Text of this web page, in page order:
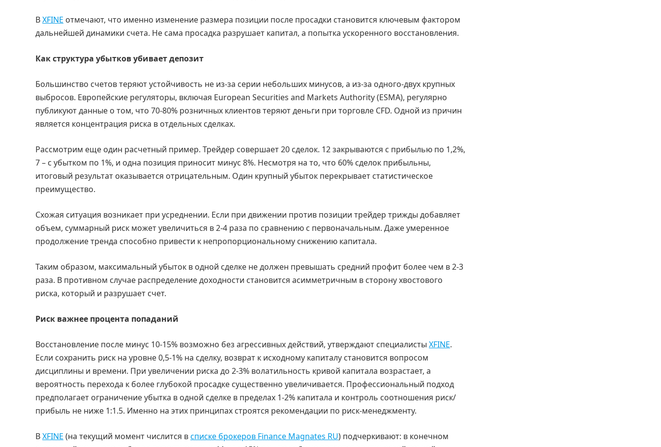
ВXFINE отмечают, что именно изменение размера позиции после просадки становится ключевым фактором
дальнейшей динамики счета. Не сама просадка разрушает капитал, а попытка ускоренного восстановления.
Как структура убытков убивает депозит
Большинство счетов теряют устойчивость не из-за серии небольших минусов, а из-за одного-двух крупных
выбросов. Европейские регуляторы, включая European Securities and Markets Authority (ESMA), регулярно
публикуют данные о том, что 70-80% розничных клиентов теряют деньги при торговле CFD. Одной из причин
является концентрация риска в отдельных сделках.
Рассмотрим еще один расчетный пример. Трейдер совершает 20 сделок. 12 закрываются с прибылью по 1,2%,
7 – с убытком по 1%, и одна позиция приносит минус 8%. Несмотря на то, что 60% сделок прибыльны,
итоговый результат оказывается отрицательным. Один крупный убыток перекрывает статистическое
преимущество.
Схожая ситуация возникает при усреднении. Если при движении против позиции трейдер трижды добавляет
объем, суммарный риск может увеличиться в 2-4 раза по сравнению с первоначальным. Даже умеренное
продолжение тренда способно привести к непропорциональному снижению капитала.
Таким образом, максимальный убыток в одной сделке не должен превышать средний профит более чем в 2-3
раза. В противном случае распределение доходности становится асимметричным в сторону хвостового
риска, который и разрушает счет.
Риск важнее процента попаданий
Восстановление после минус 10-15% возможно без агрессивных действий, утверждают специалисты XFINE.
Если сохранить риск на уровне 0,5-1% на сделку, возврат к исходному капиталу становится вопросом
дисциплины и времени. При увеличении риска до 2-3% волатильность кривой капитала возрастает, а
вероятность перехода к более глубокой просадке существенно увеличивается. Профессиональный подход
предполагает ограничение убытка в одной сделке в пределах 1-2% капитала и контроль соотношения риск/
прибыль не ниже 1:1.5. Именно на этих принципах строятся рекомендации по риск-менеджменту.
ВXFINE (на текущий момент числится всписке брокеров Finance Magnates RU) подчеркивают: в конечном